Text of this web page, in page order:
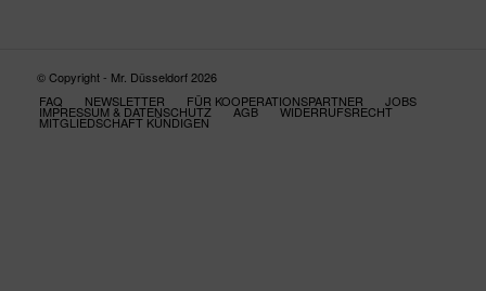
© Copyright - Mr. Düsseldorf 2026
FAQ
NEWSLETTER FÜR KOOPERATIONSPARTNER JOBS
IMPRESSUM & DATENSCHUTZ AGB WIDERRUFSRECHT
MITGLIEDSCHAFT KÜNDIGEN